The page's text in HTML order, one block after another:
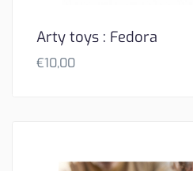
Arty toys : Fedora
€10,00